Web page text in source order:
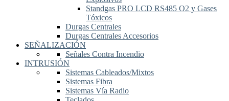
Standgas PRO LCD RS485 O2 y Gases
Tóxicos
Durgas Centrales
Durgas Centrales Accesorios
SEÑALIZACIÓN
Señales Contra Incendio
INTRUSIÓN
Sistemas Cableados/Mixtos
Sistemas Fibra
Sistemas Vía Radio